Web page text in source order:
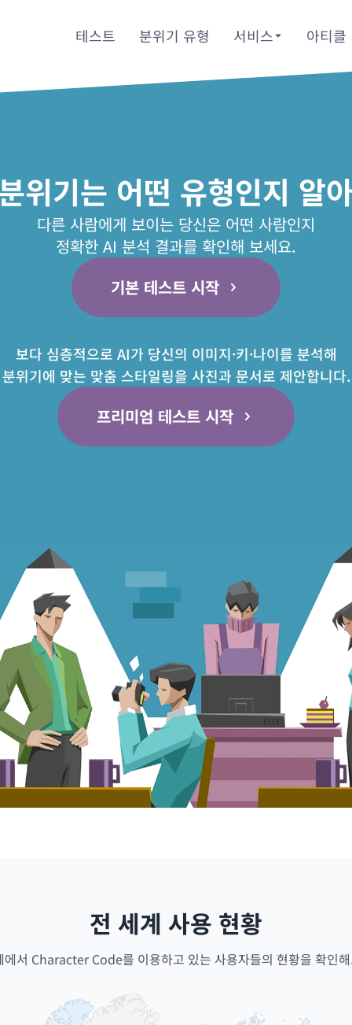
테스트 분위기 유형 서비스 아티클
위기는 어떤 유형인지 알
다른 사람에게 보이는 당신은 어떤 사람인지
정확한 AI 분석 결과를 확인해 보세요.
기본 테스트 시작
보다 심층적으로 AI가 당신의 이미지·키·나이를 분석해
분위기에 맞는 맞춤 스타일링을 사진과 문서로 제안합니다.
프리미엄 테스트 시작
전 세계 사용 현황
에서 Character Code를 이용하고 있는 사용자들의 현황을 확인